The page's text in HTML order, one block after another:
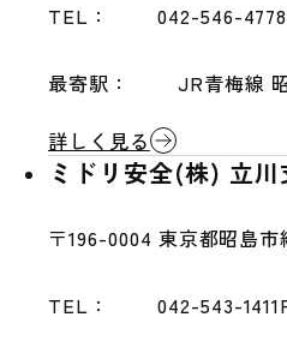
TEL： 042-546-4778
最寄駅：
JR青梅線
詳しく見る
ミドリ安全(株) 立川
〒196-0004 東京都昭島市
TEL： 042-543-1411